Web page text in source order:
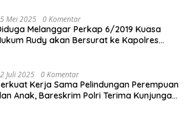
Mei 2025 0 Komentar
Melanggar Perkap 6/2019 Kuasa
Rudy akan Bersurat ke Kapolres
Juli 2025 0 Komentar
Kerja Sama Pelindungan Perempuan
Anak, Bareskrim Polri Terima Kunjungan